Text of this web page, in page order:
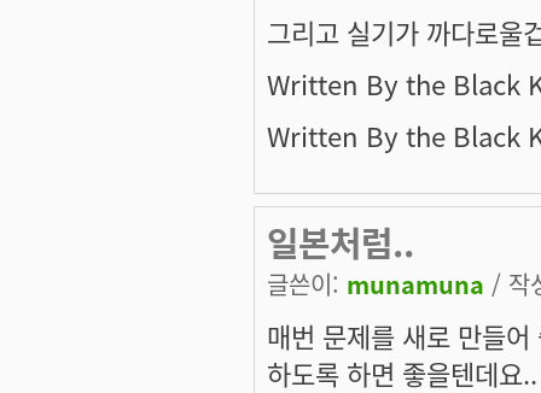
그리고 실기가 까다로울
Written By the Black
Written By the Black
일본처럼..
글쓴이: munamuna / 작
매번 문제를 새로 만들
하도록 하면 좋을텐데요..